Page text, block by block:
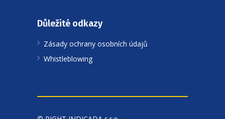
Důležité odkazy
Zásady ochrany osobních údajů
Whistleblowing